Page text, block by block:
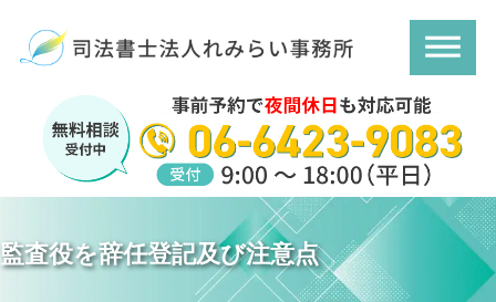
監査役を辞任登記及び注意点